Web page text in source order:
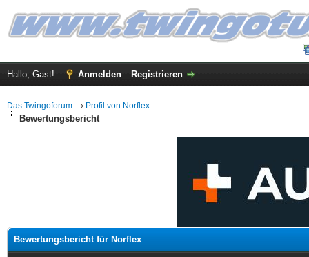
Hallo, Gast! Anmelden Registrieren
Das Twingoforum... › Profil von Norflex
Bewertungsbericht
Bewertungsbericht für Norflex